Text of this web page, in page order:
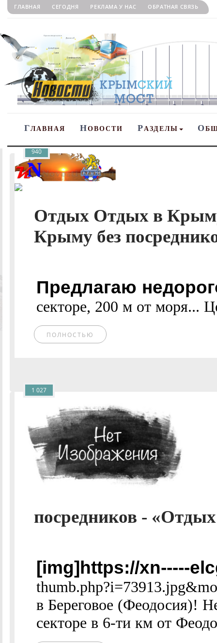
ГЛАВНАЯ СЕГОДНЯ РЕКЛАМА У НАС ОБРАТНАЯ СВЯЗЬ
ГЛАВНАЯ НОВОСТИ РАЗДЕЛЫ О
Отдых Отдых в
Крыму без
Предлагаю
секторе, 200 м от моря...
ПОЛНОСТЬЮ
940
посредников -
[img]https://xn-----
в Береговое (Феодосия)!
секторе в 6-ти км от
1 027